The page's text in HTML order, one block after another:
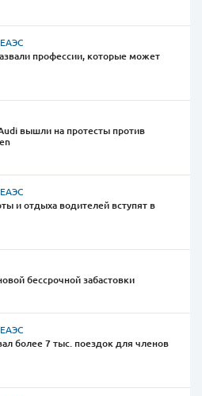
профессии, которые может
вышли на протесты против
и отдыха водителей вступят в
бессрочной забастовки
более 7 тыс. поездок для членов